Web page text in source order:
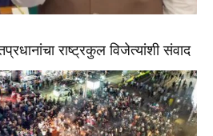
राष्ट्रकुल विजेत्यांशी संवाद